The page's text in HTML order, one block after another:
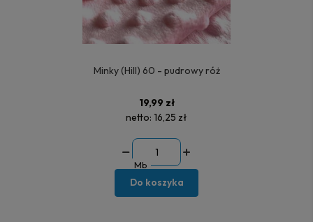
Minky (Hill) 60 - pudrowy róż
19,99 zł
netto: 16,25 zł
Mb
Do koszyka